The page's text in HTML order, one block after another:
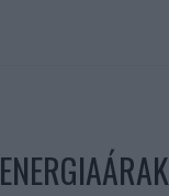
ENERGIAÁRAK